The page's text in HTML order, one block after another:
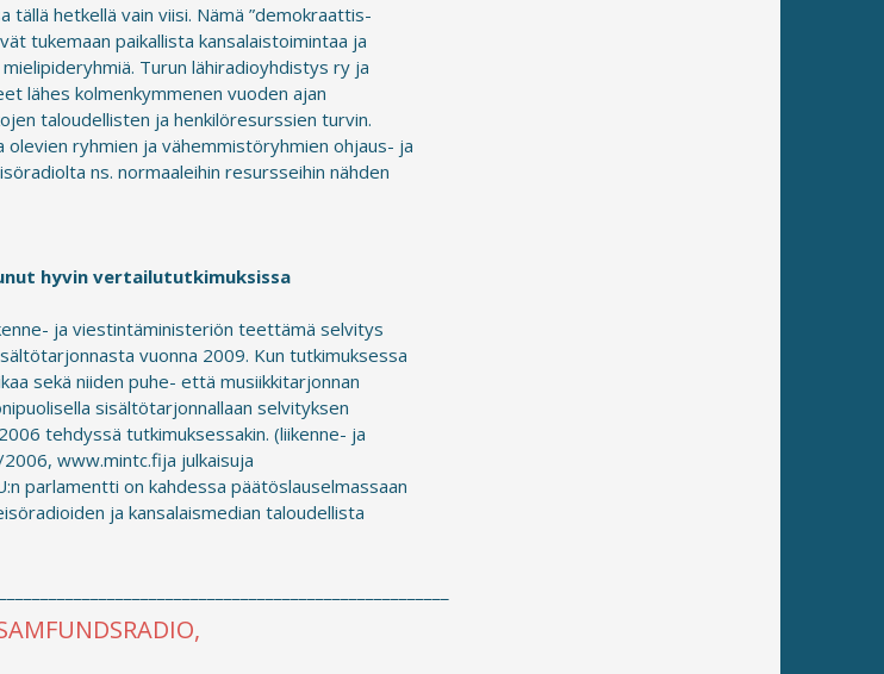
tällä hetkellä vain viisi. Nämä ”demokraattis-
tukemaan paikallista kansalaistoimintaa ja
Turun lähiradioyhdistys ry ja
lähes kolmenkymmenen vuoden ajan
taloudellisten ja henkilöresurssien turvin.
ryhmien ja vähemmistöryhmien ohjaus- ja
ns. normaaleihin resursseihin nähden
hyvin vertailututkimuksissa
ja viestintäministeriön teettämä selvitys
vuonna 2009. Kun tutkimuksessa
sekä niiden puhe- että musiikkitarjonnan
sisältötarjonnallaan selvityksen
tehdyssä tutkimuksessakin. (liikenne- ja
www.mintc.fija julkaisuja
parlamentti on kahdessa päätöslauselmassaan
ja kansalaismedian taloudellista